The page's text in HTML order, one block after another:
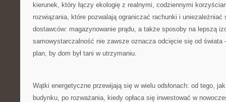
kierunek, który łączy ekologię z realnymi, codziennymi
rozwiązania, które pozwalają ograniczać rachunki i uniezależniać
dostawców: magazynowanie prądu, a także sposoby na lepszą
samowystarczalność nie zawsze oznacza odcięcie się od
plan, by dom był tani w utrzymaniu.
Wątki energetyczne przewijają się w wielu odsłonach: od tego,
budynku, po rozważania, kiedy opłaca się inwestować w